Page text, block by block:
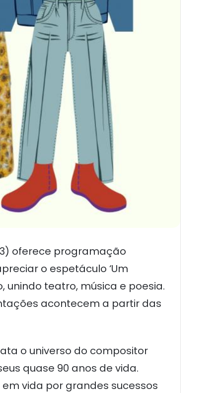
oferece programação
o espetáculo ‘Um
unindo teatro, música e poesia.
acontecem a partir das
o universo do compositor
quase 90 anos de vida.
vida por grandes sucessos